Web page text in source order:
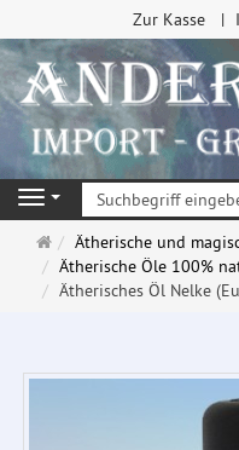
Zur Kasse
Navigation
Startseite
Ätherische und
Ätherische Öle 100%
Ätherisches Öl Nelke